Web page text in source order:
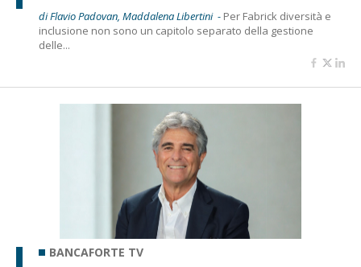
di Flavio Padovan, Maddalena Libertini - Per Fabrick diversità e
inclusione non sono un capitolo separato della gestione
delle...
BANCAFORTE TV